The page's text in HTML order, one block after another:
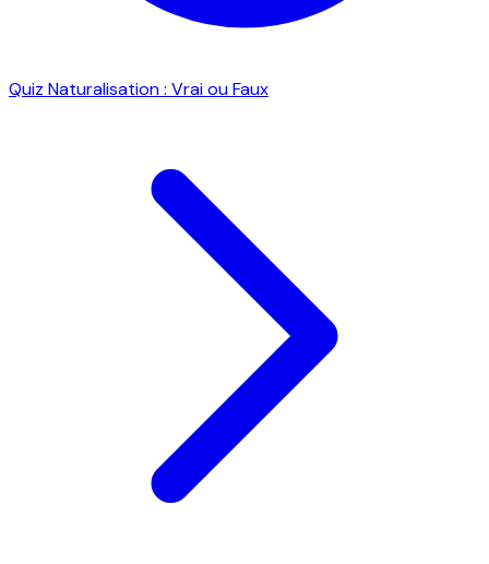
Quiz Naturalisation : Vrai ou Faux